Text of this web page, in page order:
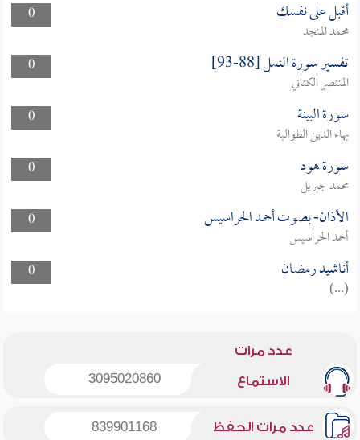
0 أقبل على نفسك
محمد المنجد
0
تفسير سورة النمل [88-93]
المنتصر الكتاني
0
سورة البينة
بهاء الدين الطوالبة
0
سورة هود
محمد جبريل
0
الأذان- بصوت أحمد الحراسيس
أحمد الحراسيس
0
أناشيد رمضان
(...)
عدد مرات
الاستماع 3095020860
عدد مرات الحفظ 839901168